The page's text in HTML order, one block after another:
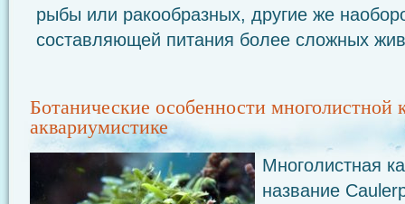
рыбы или ракообразных, другие же
составляющей питания более сложных
Ботанические особенности многолистной
аквариумистике
Многолистная
название